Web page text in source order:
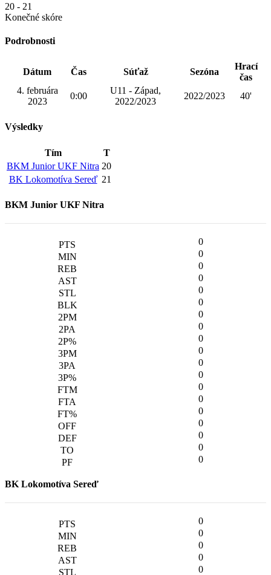
20 - 21
Konečné skóre
Podrobnosti
Dátum Čas Súťaž Sezóna
Hrací
čas
4. februára
2023
0:00
U11 - Západ,
2022/2023
2022/2023 40'
Výsledky
Tím
T
BKM Junior UKF Nitra 20
BK Lokomotíva Sereď 21
BKM Junior UKF Nitra
0
0
0
0
0
0
0
0
0
0
0
0
0
0
0
0
0
0
0
BK Lokomotíva Sereď
0
0
0
0
0